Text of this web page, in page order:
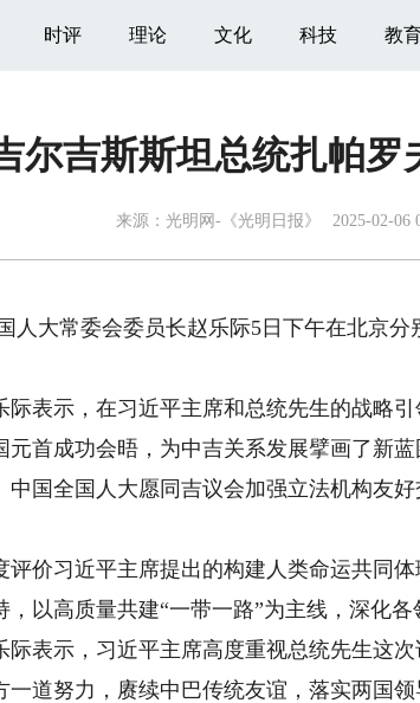
时评 理论 文化 科技 教
尔吉斯斯坦总统扎帕
来源： 光明网-《光明日报》 2025-02-06
人大常委会委员长赵乐际5日下午在北京
示，在习近平主席和总统先生的战略引
首成功会晤，为中吉关系发展擘画了新
国全国人大愿同吉议会加强立法机构友
习近平主席提出的构建人类命运共同体
以高质量共建“一带一路”为主线，深化各
示，习近平主席高度重视总统先生这次
一道努力，赓续中巴传统友谊，落实两国